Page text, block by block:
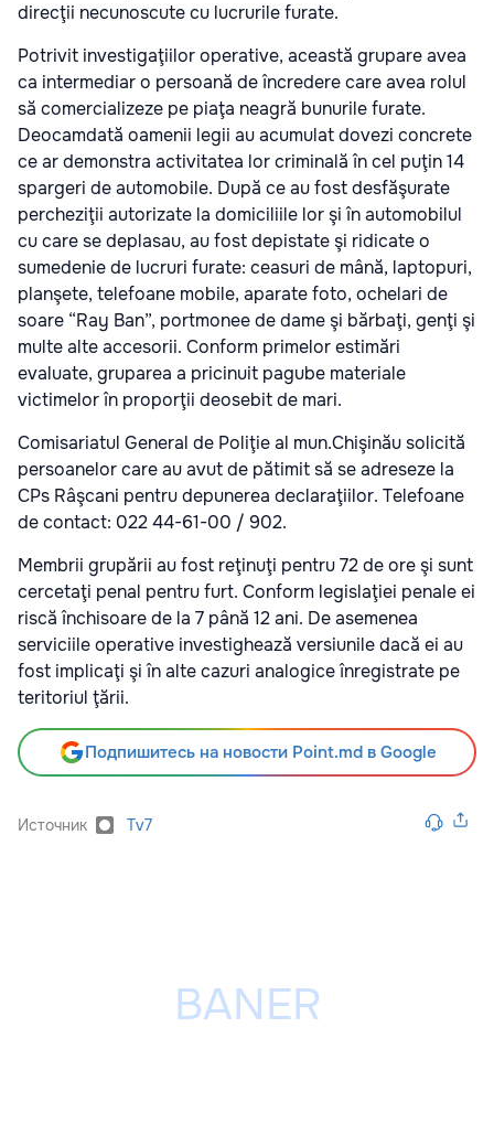
direcţii necunoscute cu lucrurile furate.
Potrivit investigaţiilor operative, această grupare avea
ca intermediar o persoană de încredere care avea rolul
să comercializeze pe piaţa neagră bunurile furate.
Deocamdată oamenii legii au acumulat dovezi concrete
ce ar demonstra activitatea lor criminală în cel puţin 14
spargeri de automobile. După ce au fost desfăşurate
percheziţii autorizate la domiciliile lor şi în automobilul
cu care se deplasau, au fost depistate şi ridicate o
sumedenie de lucruri furate: ceasuri de mână, laptopuri,
planşete, telefoane mobile, aparate foto, ochelari de
soare “Ray Ban”, portmonee de dame şi bărbaţi, genţi şi
multe alte accesorii. Conform primelor estimări
evaluate, gruparea a pricinuit pagube materiale
victimelor în proporţii deosebit de mari.
Comisariatul General de Poliţie al mun.Chişinău solicită
persoanelor care au avut de pătimit să se adreseze la
CPs Râşcani pentru depunerea declaraţiilor. Telefoane
de contact: 022 44-61-00 / 902.
Membrii grupării au fost reţinuţi pentru 72 de ore şi sunt
cercetaţi penal pentru furt. Conform legislaţiei penale ei
riscă închisoare de la 7 până 12 ani. De asemenea
serviciile operative investighează versiunile dacă ei au
fost implicaţi şi în alte cazuri analogice înregistrate pe
teritoriul ţării.
Подпишитесь на новости Point.md в Google
Источник Tv7